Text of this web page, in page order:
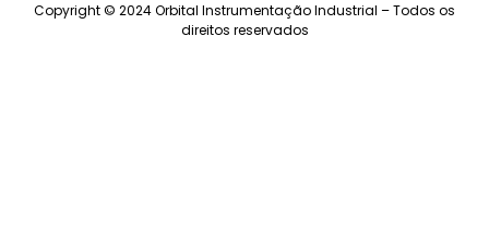
Copyright © 2024 Orbital Instrumentação Industrial – Todos os
direitos reservados